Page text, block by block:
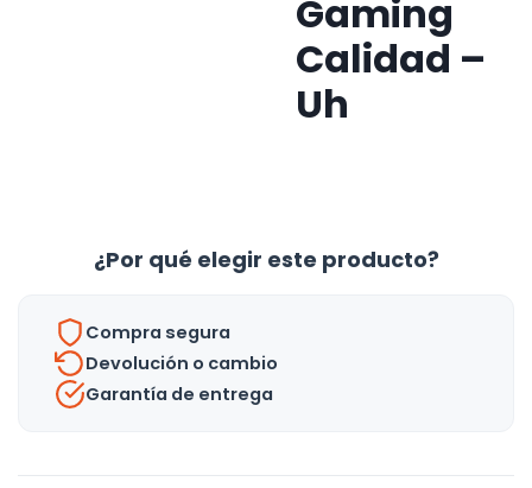
Gaming
Calidad –
Uh
¿Por qué elegir este producto?
Compra segura
Devolución o cambio
Garantía de entrega